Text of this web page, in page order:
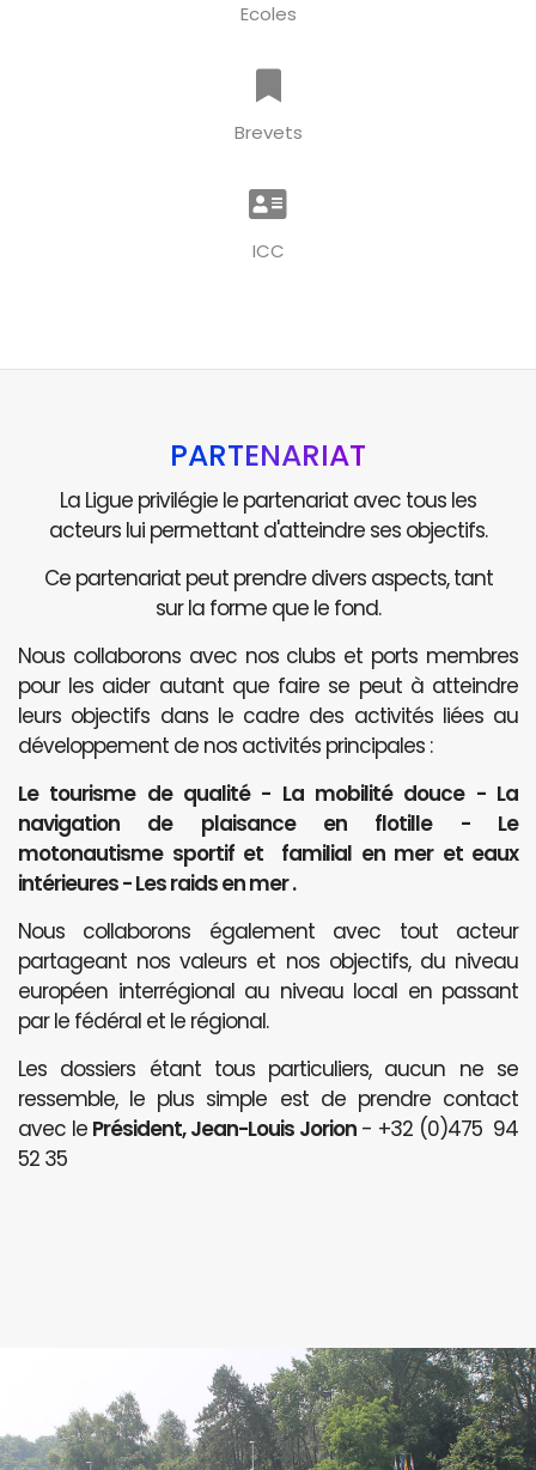
Ecoles
Brevets
ICC
PARTENARIAT
La Ligue privilégie le partenariat avec tous les
acteurs lui permettant d'atteindre ses objectifs.
Ce partenariat peut prendre divers aspects, tant
sur la forme que le fond.
Nous collaborons avec nos clubs et ports membres
pour les aider autant que faire se peut à atteindre
leurs objectifs dans le cadre des activités liées au
développement de nos activités principales :
Le tourisme de qualité - La mobilité douce - La
navigation de plaisance en flotille - Le
motonautisme sportif et familial en mer et eaux
intérieures - Les raids en mer .
Nous collaborons également avec tout acteur
partageant nos valeurs et nos objectifs, du niveau
européen interrégional au niveau local en passant
par le fédéral et le régional.
Les dossiers étant tous particuliers, aucun ne se
ressemble, le plus simple est de prendre contact
avec le Président, Jean-Louis Jorion- +32 (0)475 94
52 35